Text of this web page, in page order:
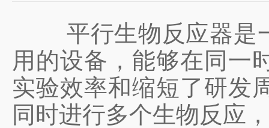
平行生物反应器是一
用的设备，能够在同一
实验效率和缩短了研发
同时进行多个生物反应